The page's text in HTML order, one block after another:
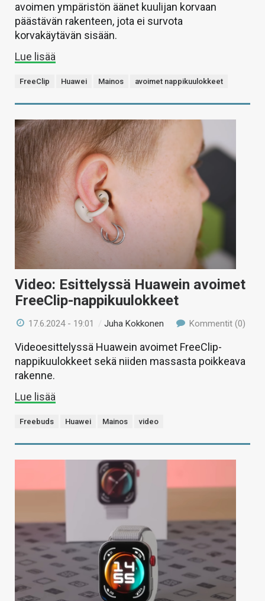
avoimen ympäristön äänet kuulijan korvaan
päästävän rakenteen, jota ei survota
korvakäytävän sisään.
Lue lisää
FreeClip Huawei Mainos avoimet nappikuulokkeet
Video: Esittelyssä Huawein avoimet
FreeClip-nappikuulokkeet
17.6.2024 - 19:01 /Juha Kokkonen Kommentit (0)
Videoesittelyssä Huawein avoimet FreeClip-
nappikuulokkeet sekä niiden massasta poikkeava
rakenne.
Lue lisää
Freebuds Huawei Mainos video